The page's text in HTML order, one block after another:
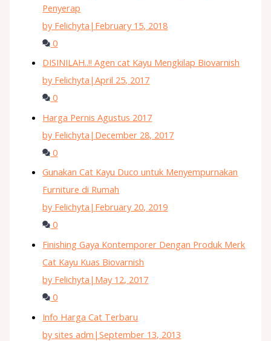
Penyerap
by Felichyta | February 15, 2018
0
DISINILAH..!! Agen cat Kayu Mengkilap Biovarnish
by Felichyta |April 25, 2017
0
Harga Pernis Agustus 2017
by Felichyta | December 28, 2017
0
Gunakan Cat Kayu Duco untuk Menyempurnakan
Furniture di Rumah
by Felichyta | February 20, 2019
0
Finishing Gaya Kontemporer Dengan Produk Merk
Cat Kayu Kuas Biovarnish
by Felichyta | May 12, 2017
0
Info Harga Cat Terbaru
by sites adm |September 13, 2013